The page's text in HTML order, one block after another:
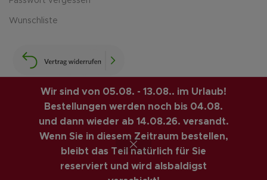
Wir sind von 05.08. - 13.08.. im Urlaub!
Bestellungen werden noch bis 04.08.
und dann wieder ab 14.08.26. versandt.
Wenn Sie in diesem Zeitraum bestellen,
bleibt das Teil natürlich für Sie
reserviert und wird alsbaldigst
Wunschliste
LUIS-GUITAR-GARAGE.COM © 2026 | CREATED BY
COMPUTERMOBIL. PREMIUM E-COMMERCE SOLUTIONS.
VINTAGE GITARREN ONLINE SHOP
Vertrag widerrufen